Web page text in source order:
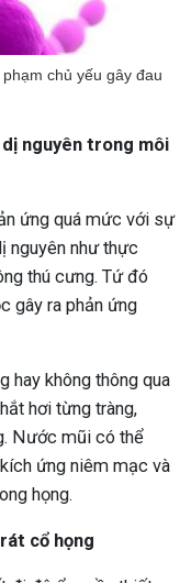
chủ yếu gây đau
nguyên trong môi
ứng quá mức với sự
nguyên như thực
thú cưng. Tứ đó
gây ra phản ứng
hay không thông qua
hơi từng tràng,
Nước mũi có thể
ứng niêm mạc và
họng.
cổ họng